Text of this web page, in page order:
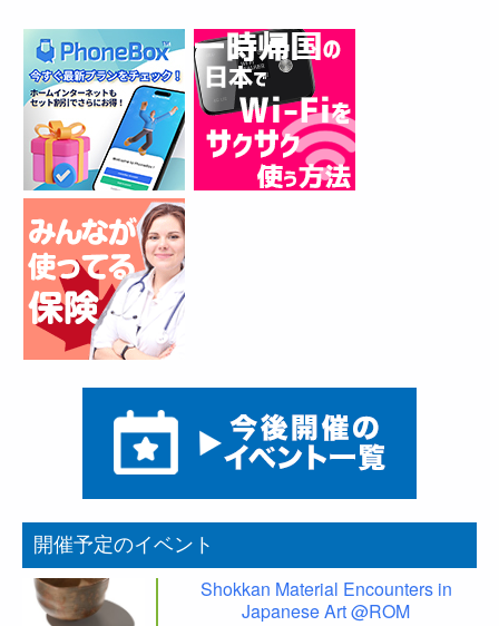
開催予定のイベント
Shokkan Material Encounters in
Japanese Art @ROM